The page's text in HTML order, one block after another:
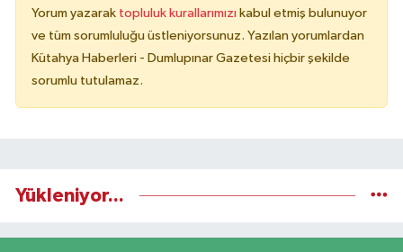
Yorum yazarak topluluk kurallarımızı kabul etmiş bulunuyor
ve tüm sorumluluğu üstleniyorsunuz. Yazılan yorumlardan
Kütahya Haberleri - Dumlupınar Gazetesi hiçbir şekilde
sorumlu tutulamaz.
Yükleniyor...